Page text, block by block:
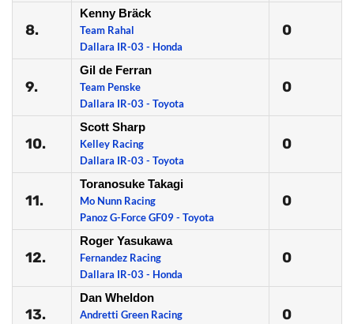
8.
Kenny Bräck
Team Rahal
Dallara IR-03 - Honda
0
9.
Gil de Ferran
Team Penske
Dallara IR-03 - Toyota
0
10.
Scott Sharp
Kelley Racing
Dallara IR-03 - Toyota
0
11.
Toranosuke Takagi
Mo Nunn Racing
Panoz G-Force GF09 - Toyota
0
12.
Roger Yasukawa
Fernandez Racing
Dallara IR-03 - Honda
0
13.
Dan Wheldon
Andretti Green Racing
0